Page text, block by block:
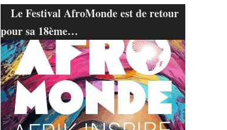
Le Festival AfroMonde est de retour
pour sa 18ème…